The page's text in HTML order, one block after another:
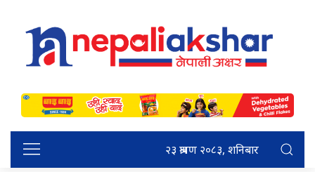
२३ श्रावण २०८३, शनिबार